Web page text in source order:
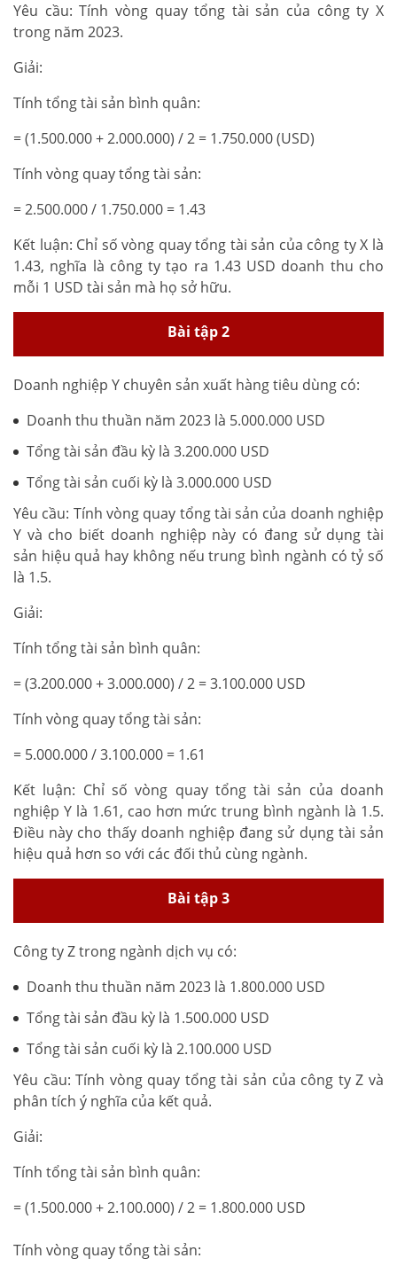
Yêu cầu: Tính vòng quay tổng tài sản của công ty X
trong năm 2023.
Giải:
Tính tổng tài sản bình quân:
= (1.500.000 + 2.000.000) / 2 = 1.750.000 (USD)
Tính vòng quay tổng tài sản:
= 2.500.000 / 1.750.000 = 1.43
Kết luận: Chỉ số vòng quay tổng tài sản của công ty X là
1.43, nghĩa là công ty tạo ra 1.43 USD doanh thu cho
mỗi 1 USD tài sản mà họ sở hữu.
Bài tập 2
Doanh nghiệp Y chuyên sản xuất hàng tiêu dùng có:
Doanh thu thuần năm 2023 là 5.000.000 USD
Tổng tài sản đầu kỳ là 3.200.000 USD
Tổng tài sản cuối kỳ là 3.000.000 USD
Yêu cầu: Tính vòng quay tổng tài sản của doanh nghiệp
Y và cho biết doanh nghiệp này có đang sử dụng tài
sản hiệu quả hay không nếu trung bình ngành có tỷ số
là 1.5.
Giải:
Tính tổng tài sản bình quân:
= (3.200.000 + 3.000.000) / 2 = 3.100.000 USD
Tính vòng quay tổng tài sản:
= 5.000.000 / 3.100.000 = 1.61
Kết luận: Chỉ số vòng quay tổng tài sản của doanh
nghiệp Y là 1.61, cao hơn mức trung bình ngành là 1.5.
Điều này cho thấy doanh nghiệp đang sử dụng tài sản
hiệu quả hơn so với các đối thủ cùng ngành.
Bài tập 3
Công ty Z trong ngành dịch vụ có:
Doanh thu thuần năm 2023 là 1.800.000 USD
Tổng tài sản đầu kỳ là 1.500.000 USD
Tổng tài sản cuối kỳ là 2.100.000 USD
Yêu cầu: Tính vòng quay tổng tài sản của công ty Z và
phân tích ý nghĩa của kết quả.
Giải:
Tính tổng tài sản bình quân:
= (1.500.000 + 2.100.000) / 2 = 1.800.000 USD
Tính vòng quay tổng tài sản: